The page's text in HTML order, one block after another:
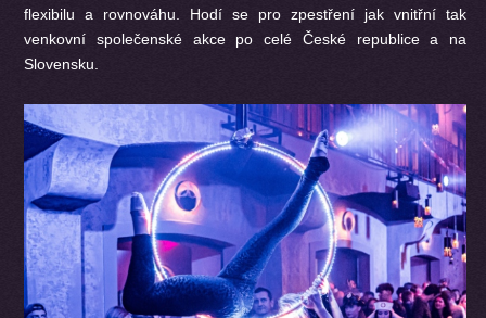
flexibilu a rovnováhu. Hodí se pro zpestření jak vnitřní tak
venkovní společenské akce po celé České republice a na
Slovensku.